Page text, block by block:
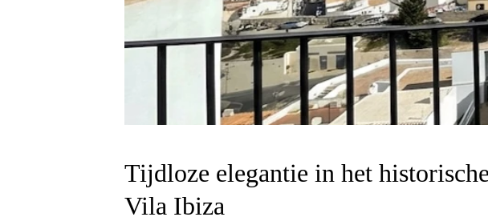
Tijdloze elegantie in het
Vila Ibiza